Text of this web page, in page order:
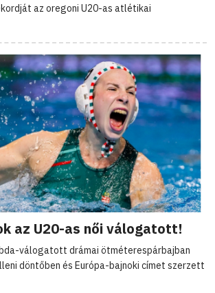
az oregoni U20-as atlétikai
az U20-as női válogatott!
válogatott drámai ötméterespárbajban
döntőben és Európa-bajnoki címet szerzett